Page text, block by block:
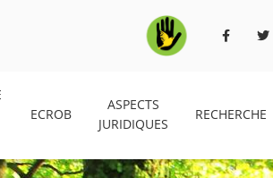
ECROB
ASPECTS
JURIDIQUES
RECHERCHE